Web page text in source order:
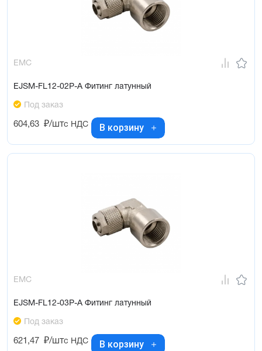
EMC
EJSM-FL12-02P-A Фитинг латунный
Под заказ
604,63 ₽/штс НДС В корзину
EMC
EJSM-FL12-03P-A Фитинг латунный
Под заказ
621,47 ₽/штс НДС В корзину